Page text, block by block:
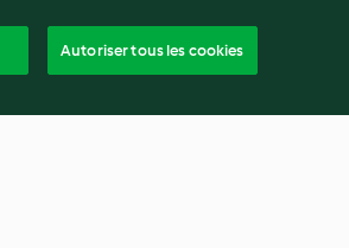
Autoriser tous les cookies